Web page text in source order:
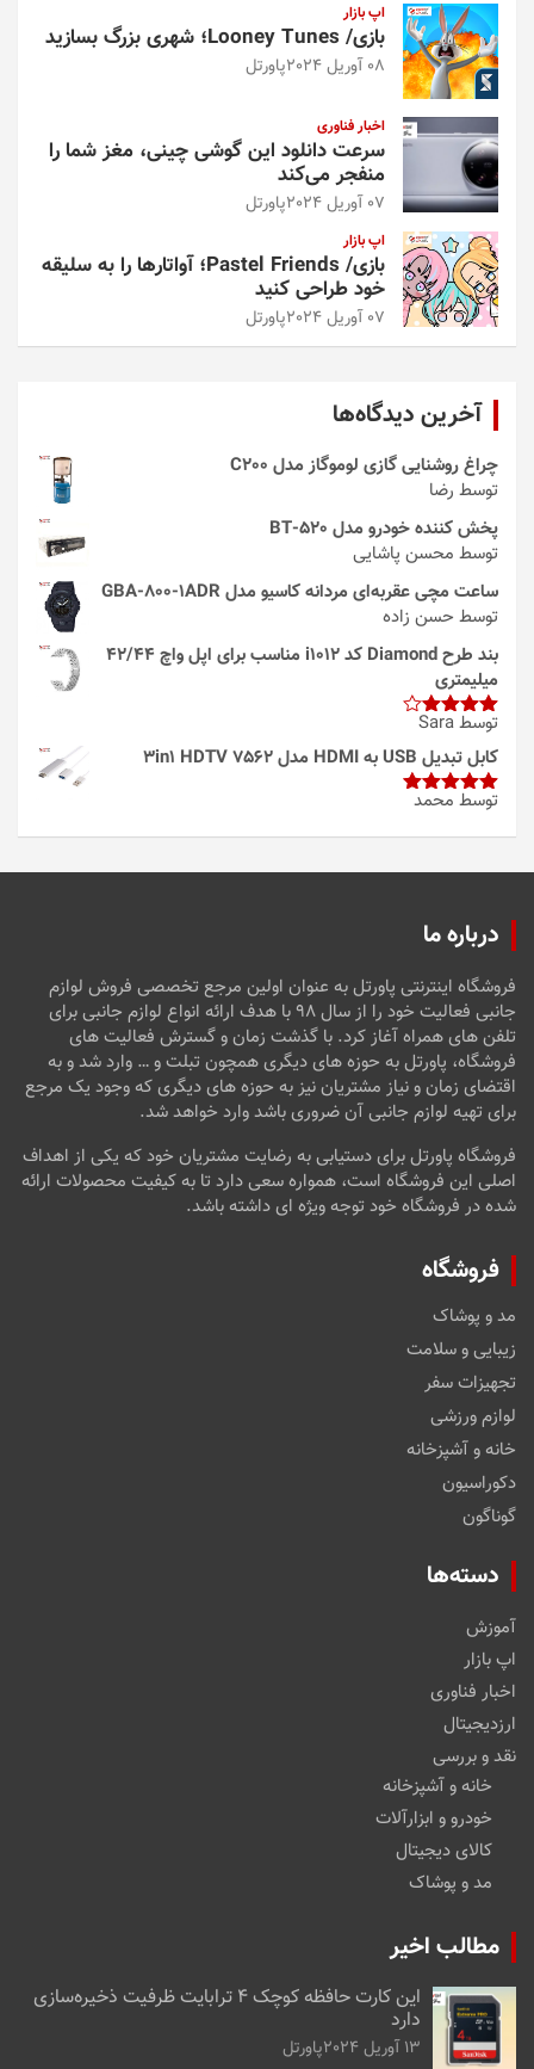
اپ بازار
بازی/ Looney Tunes؛ شهری بزرگ بسازید
08 آوریل 2024 پاورتل
اخبار فناوری
سرعت دانلود این گوشی چینی، مغز شما را
منفجر می‌کند
07 آوریل 2024 پاورتل
اپ بازار
بازی/ Pastel Friends؛ آواتارها را به سلیقه
خود طراحی کنید
07 آوریل 2024 پاورتل
آخرین دیدگاه‌ها
چراغ روشنایی گازی لوموگاز مدل C200
توسط رضا
پخش کننده خودرو مدل 520-BT
توسط محسن پاشایی
ساعت مچی عقربه‌ای مردانه کاسیو مدل GBA-800-1ADR
توسط حسن زاده
بند طرح Diamond کد i1012 مناسب برای اپل واچ 42/44
میلیمتری
امتیاز4
از 5
توسط Sara
کابل تبدیل USB به HDMI مدل 3in1 HDTV 7562
امتیاز5از
توسط محمد
درباره ما
فروشگاه اینترنتی پاورتل به عنوان اولین مرجع تخصصی فروش لوازم
جانبی فعالیت خود را از سال ۹۸ با هدف ارائه انواع لوازم جانبی برای
تلفن های همراه آغاز کرد. با گذشت زمان و گسترش فعالیت های
فروشگاه، پاورتل به حوزه های دیگری همچون تبلت و … وارد شد و به
اقتضای زمان و نیاز مشتریان نیز به حوزه های دیگری که وجود یک مرجع
برای تهیه لوازم جانبی آن ضروری باشد وارد خواهد شد.
فروشگاه پاورتل برای دستیابی به رضایت مشتریان خود که یکی از اهداف
اصلی این فروشگاه است، همواره سعی دارد تا به کیفیت محصولات ارائه
شده در فروشگاه خود توجه ویژه ای داشته باشد.
فروشگاه
مد و پوشاک
زیبایی و سلامت
تجهیزات سفر
لوازم ورزشی
خانه و آشپزخانه
دکوراسیون
گوناگون
دسته‌ها
آموزش
اپ بازار
اخبار فناوری
ارزدیجیتال
نقد و بررسی
خانه و آشپزخانه
خودرو و ابزارآلات
کالای دیجیتال
مد و پوشاک
مطالب اخیر
این کارت حافظه کوچک ۴ ترابایت ظرفیت ذخیره‌سازی
دارد
13 آوریل 2024 پاورتل